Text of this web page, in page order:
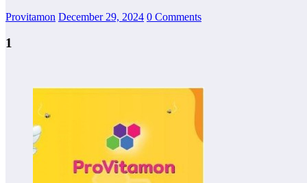
Provitamon December 29, 2024 0 Comments
1